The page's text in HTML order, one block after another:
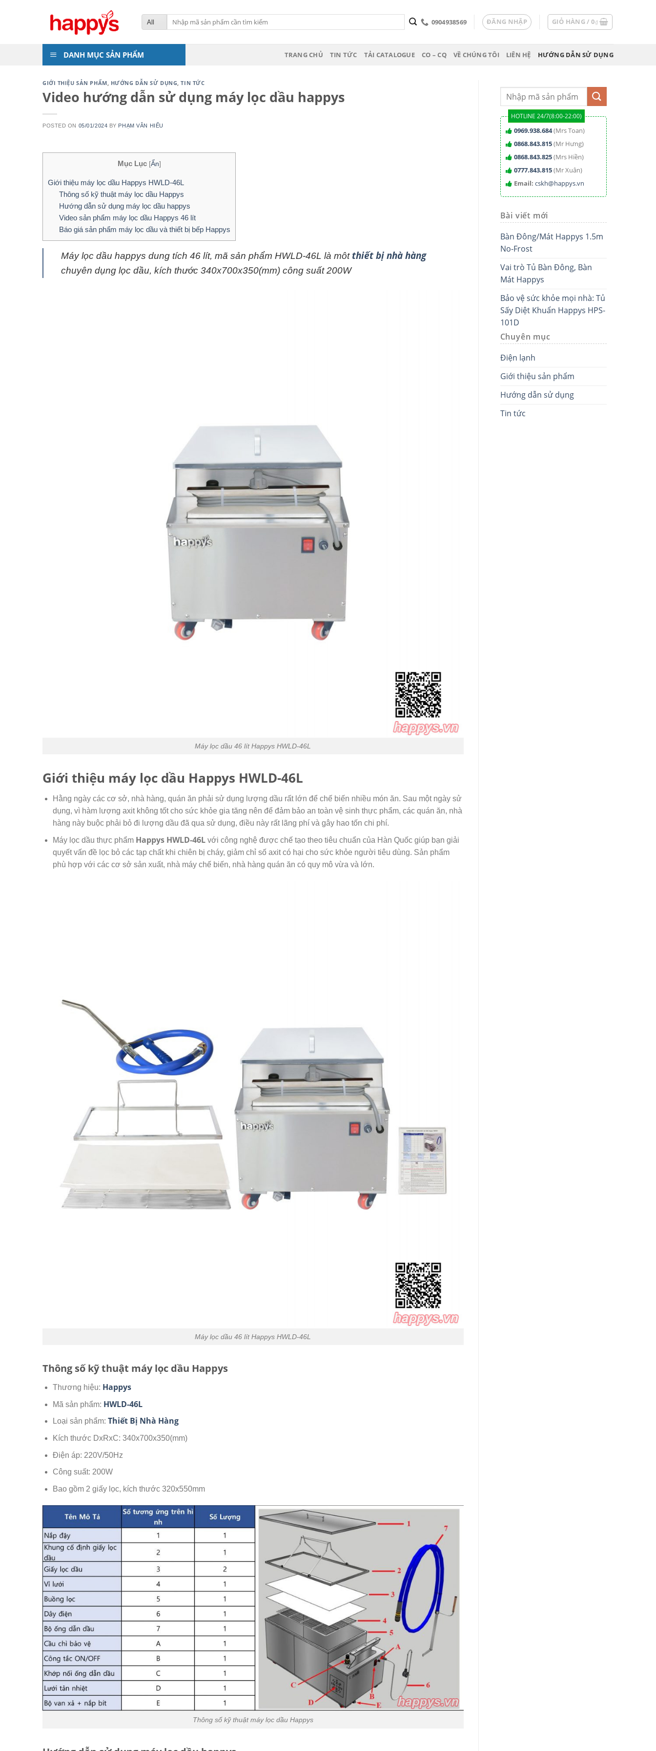
Tìm
kiếm:
0904938569 ĐĂNG NHẬP GIỎ HÀNG /0₫
DANH MỤC SẢN PHẨM TRANG CHỦ TIN TỨC TẢI CATALOGUE CO – CQ VỀ CHÚNG TÔI LIÊN HỆ HƯỚNG DẪN SỬ DỤNG
GIỚI THIỆU SẢN PHẨM, HƯỚNG DẪN SỬ DỤNG,TIN TỨC
Video hướng dẫn sử dụng máy lọc dầu happys
POSTED ON 05/01/2024 BY PHẠM VĂN HIẾU
Mục Lục [Ẩn]
Giới thiệu máy lọc dầu Happys HWLD-46L
Thông số kỹ thuật máy lọc dầu Happys
Hướng dẫn sử dụng máy lọc dầu happys
Video sản phẩm máy lọc dầu Happys 46 lít
Báo giá sản phẩm máy lọc dầu và thiết bị bếp Happys
Máy lọc dầu happys dung tích 46 lít, mã sản phẩm HWLD-46L là môt thiết bị nhà hàng
chuyên dụng lọc dầu, kích thước 340x700x350(mm) công suất 200W
Máy lọc dầu 46 lít Happys HWLD-46L
Giới thiệu máy lọc dầu Happys HWLD-46L
Hằng ngày các cơ sở, nhà hàng, quán ăn phải sử dụng lượng dầu rất lớn để chế biến nhiều món ăn. Sau một ngày sử
dụng, vì hàm lượng axit không tốt cho sức khỏe gia tăng nên để đảm bảo an toàn vệ sinh thực phẩm, các quán ăn, nhà
hàng này buộc phải bỏ đi lượng dầu đã qua sử dụng, điều này rất lãng phí và gây hao tốn chi phí.
Máy lọc dầu thực phẩm Happys HWLD-46Lvới công nghệ được chế tạo theo tiêu chuẩn của Hàn Quốc giúp bạn giải
quyết vấn đề lọc bỏ các tạp chất khi chiên bị cháy, giảm chỉ số axit có hại cho sức khỏe người tiêu dùng. Sản phẩm
phù hợp với các cơ sở sản xuất, nhà máy chế biến, nhà hàng quán ăn có quy mô vừa và lớn.
Máy lọc dầu 46 lít Happys HWLD-46L
Thông số kỹ thuật máy lọc dầu Happys
Thương hiệu: Happys
Mã sản phẩm: HWLD-46L
Loại sản phẩm: Thiết Bị Nhà Hàng
Kích thước DxRxC: 340x700x350(mm)
Điện áp: 220V/50Hz
Công suất: 200W
Bao gồm 2 giấy lọc, kích thước 320x550mm
Thông số kỹ thuật máy lọc dầu Happys
HOTLINE 24/7(8:00-22:00)
0969.938.684(Mrs Toan)
0868.843.815(Mr Hưng)
0868.843.825(Mrs Hiền)
0777.843.815(Mr Xuân)
Email: cskh@happys.vn
Bài viết mới
Bàn Đông/Mát Happys 1.5m
No-Frost
Vai trò Tủ Bàn Đông, Bàn
Mát Happys
Bảo vệ sức khỏe mọi nhà: Tủ
Sấy Diệt Khuẩn Happys HPS-
101D
Chuyên mục
Điện lạnh
Giới thiệu sản phẩm
Hướng dẫn sử dụng
Tin tức